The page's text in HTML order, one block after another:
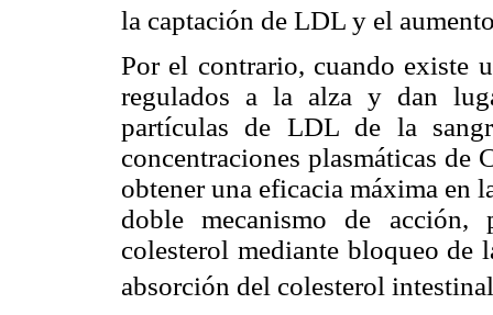
la captación de LDL y el
Por el contrario, cuando existe
regulados a la alza y dan
partículas de LDL de la
concentraciones plasmáticas
obtener una eficacia máxima en
doble mecanismo de
colesterol mediante bloqueo
absorción del colesterol